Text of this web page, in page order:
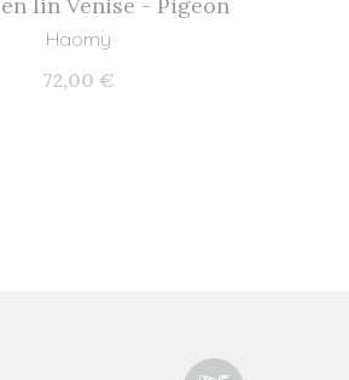
lin Venise - Pigeon
Haomy
72,00 €